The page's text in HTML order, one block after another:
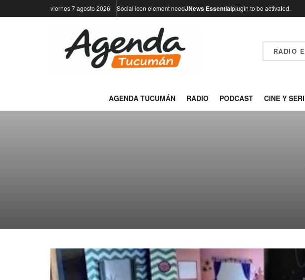
viernes 7 agosto 2026 Social icon element needJNews Essentialplugin to be activated.
RADIO
AGENDA TUCUMÁN RADIO PODCAST CINE Y